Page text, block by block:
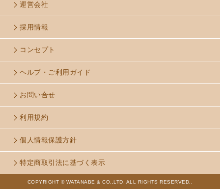
運営会社
採用情報
コンセプト
ヘルプ・ご利用ガイド
お問い合せ
利用規約
個人情報保護方針
特定商取引法に基づく表示
COPYRIGHT © WATANABE & CO.,LTD. ALL RIGHTS RESERVED..